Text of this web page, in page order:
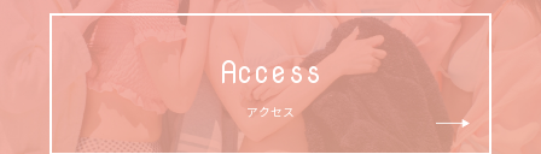
Access
アクセス